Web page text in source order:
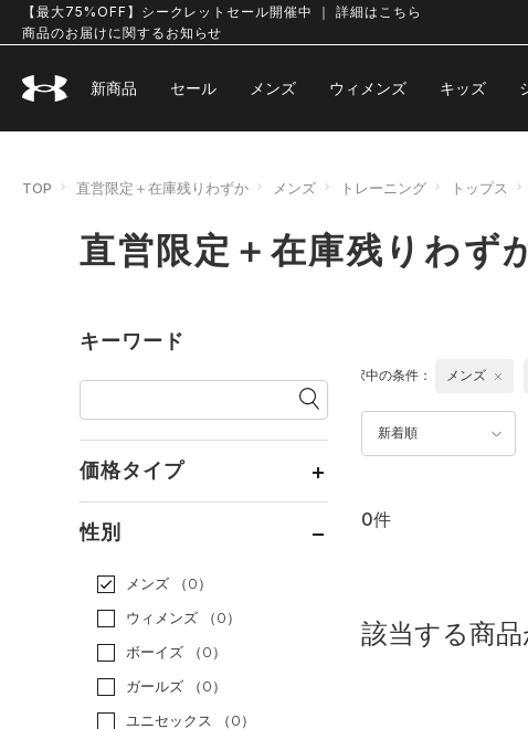
【最大75%OFF】シークレットセール開催中 ｜ 詳細はこちら
商品のお届けに関するお知らせ
新商品 セール メンズ ウィメンズ キッズ
TOP 直営限定＋在庫残りわずか メンズ トレーニング トップス
直営限定＋在庫残りわず
キーワード
価格タイプ
性別
メンズ
（0）
ウィメンズ
（0）
ボーイズ
（0）
ガールズ
（0）
ユニセックス
（0）
新着順
選択中の条件： メンズ
0件
該当する商品